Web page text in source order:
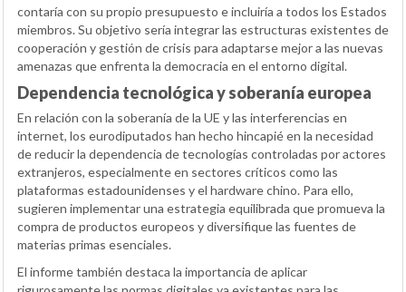
contaría con su propio presupuesto e incluiría a todos los Estados
miembros. Su objetivo sería integrar las estructuras existentes de
cooperación y gestión de crisis para adaptarse mejor a las nuevas
amenazas que enfrenta la democracia en el entorno digital.
Dependencia tecnológica y soberanía europea
En relación con la soberanía de la UE y las interferencias en
internet, los eurodiputados han hecho hincapié en la necesidad
de reducir la dependencia de tecnologías controladas por actores
extranjeros, especialmente en sectores críticos como las
plataformas estadounidenses y el hardware chino. Para ello,
sugieren implementar una estrategia equilibrada que promueva la
compra de productos europeos y diversifique las fuentes de
materias primas esenciales.
El informe también destaca la importancia de aplicar